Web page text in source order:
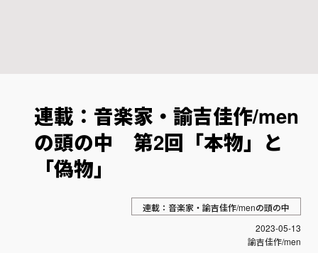
連載：音楽家・諭吉佳作/men
の頭の中 第2回「本物」と
「偽物」
連載：音楽家・諭吉佳作/menの頭の中
投稿日
2023-05-13
Author
諭吉佳作/men